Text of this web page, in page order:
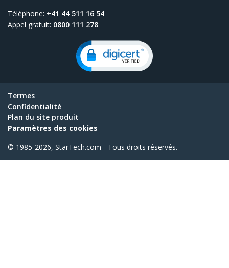
Téléphone: +41 44 511 16 54
Appel gratuit: 0800 111 278
Termes
Confidentialité
Plan du site produit
Paramètres des cookies
© 1985-2026, StarTech.com - Tous droits réservés.